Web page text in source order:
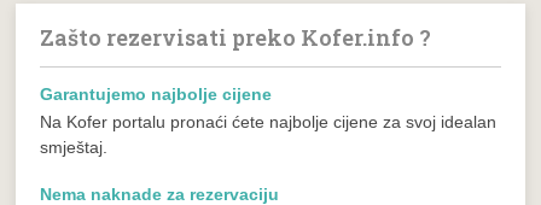
Zašto rezervisati preko Kofer.info ?
Garantujemo najbolje cijene
Na Kofer portalu pronaći ćete najbolje cijene za svoj idealan
smještaj.
Nema naknade za rezervaciju